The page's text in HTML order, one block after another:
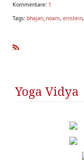
Kommentare: 1
Tags: bhajan_noam, einstein,
Yoga Vidya